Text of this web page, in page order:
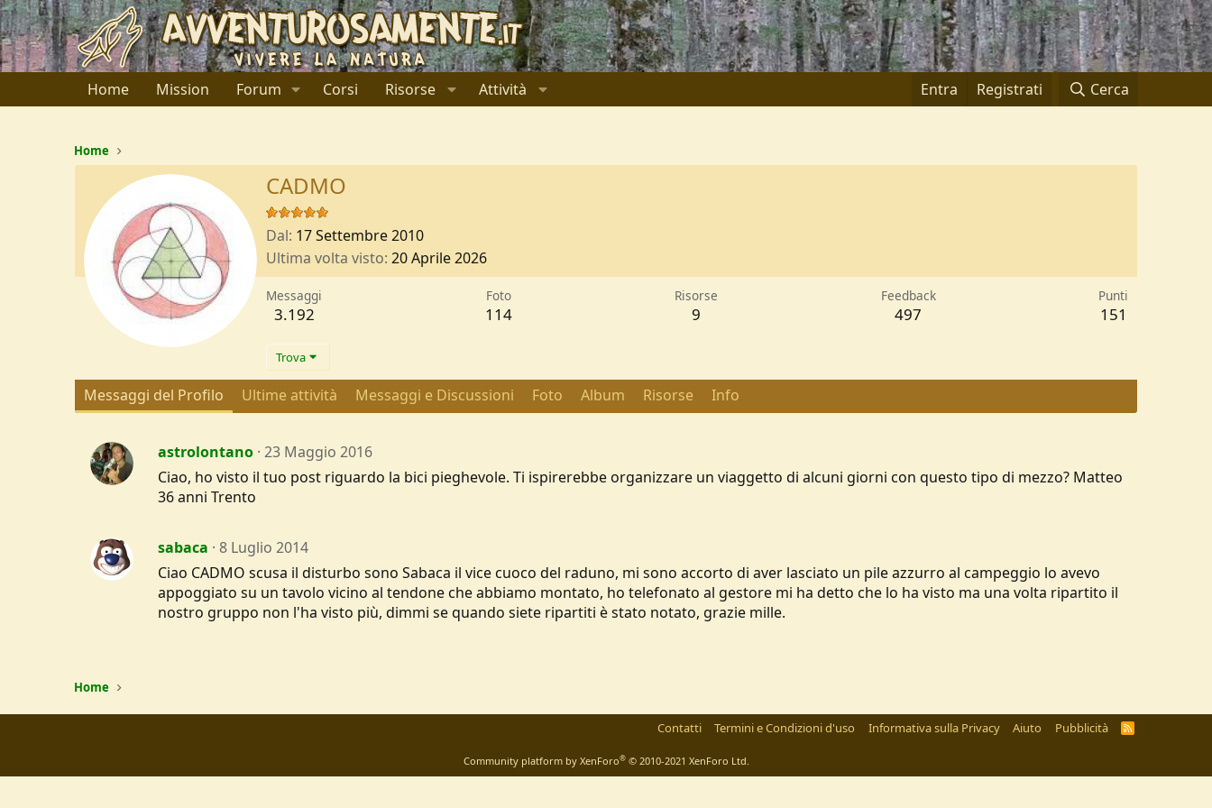
Home Mission Forum Corsi Risorse Attività Entra Registrati Cerca
Home
CADMO
Dal 17 Settembre 2010
Ultima volta visto 20 Aprile 2026
Messaggi
3.192
Foto
114
Risorse
9
Feedback
497
Punti
151
Trova
Messaggi del Profilo Ultime attività Messaggi e Discussioni Foto Album Risorse Info
astrolontano 23 Maggio 2016
Ciao, ho visto il tuo post riguardo la bici pieghevole. Ti ispirerebbe organizzare un viaggetto di alcuni giorni con questo tipo di mezzo? Matteo
36 anni Trento
sabaca 8 Luglio 2014
Ciao CADMO scusa il disturbo sono Sabaca il vice cuoco del raduno, mi sono accorto di aver lasciato un pile azzurro al campeggio lo avevo
appoggiato su un tavolo vicino al tendone che abbiamo montato, ho telefonato al gestore mi ha detto che lo ha visto ma una volta ripartito il
nostro gruppo non l'ha visto più, dimmi se quando siete ripartiti è stato notato, grazie mille.
Home
Contatti Termini e Condizioni d'uso Informativa sulla Privacy Aiuto Pubblicità
R
Community platform by XenForo® © 2010-2021 XenForo Ltd.